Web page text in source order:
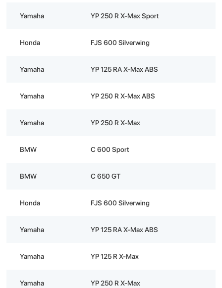
Yamaha YP 250 R X-Max Sport
Honda FJS 600 Silverwing
Yamaha YP 125 RA X-Max ABS
Yamaha YP 250 R X-Max ABS
Yamaha YP 250 R X-Max
BMW C 600 Sport
BMW C 650 GT
Honda FJS 600 Silverwing
Yamaha YP 125 RA X-Max ABS
Yamaha YP 125 R X-Max
Yamaha YP 250 R X-Max